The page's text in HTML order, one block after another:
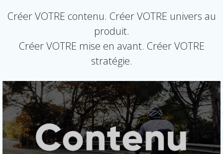
Créer VOTRE contenu. Créer VOTRE univers au
produit.
Créer VOTRE mise en avant. Créer VOTRE
stratégie.